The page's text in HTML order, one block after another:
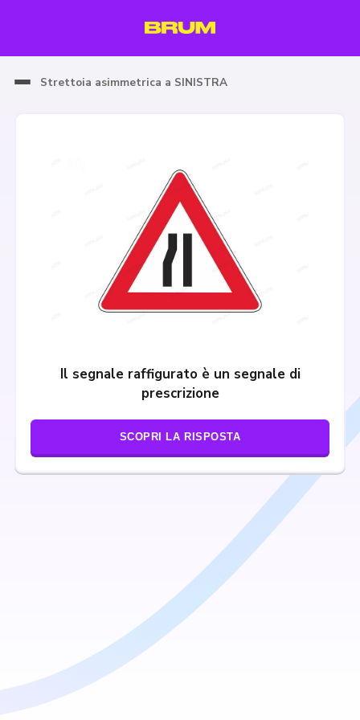
Strettoia asimmetrica a SINISTRA
Il segnale raffigurato è un segnale di
prescrizione
SCOPRI LA RISPOSTA